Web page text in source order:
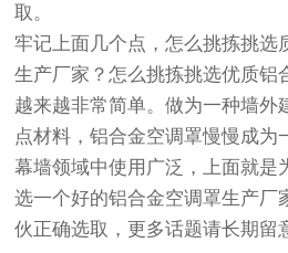
取。
牢记上面几个点，怎么挑拣挑选
生产厂家？怎么挑拣挑选优质铝
越来越非常简单。做为一种墙外
点材料，铝合金空调罩慢慢成为
幕墙领域中使用广泛，上面就是
选一个好的铝合金空调罩生产厂
伙正确选取，更多话题请长期留